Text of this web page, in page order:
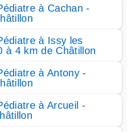
à Cachan -
à Issy les
à 4 km de Châtillon
à Antony -
à Arcueil -